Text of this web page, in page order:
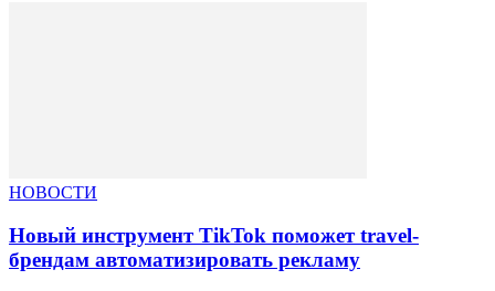
НОВОСТИ
Новый инструмент TikTok поможет travel-
брендам автоматизировать рекламу